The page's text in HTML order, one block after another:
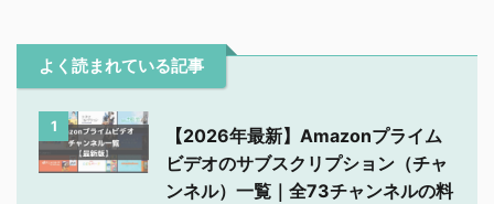
よく読まれている記事
1
【2026年最新】Amazonプライム
ビデオのサブスクリプション（チャ
ンネル）一覧｜全73チャンネルの料